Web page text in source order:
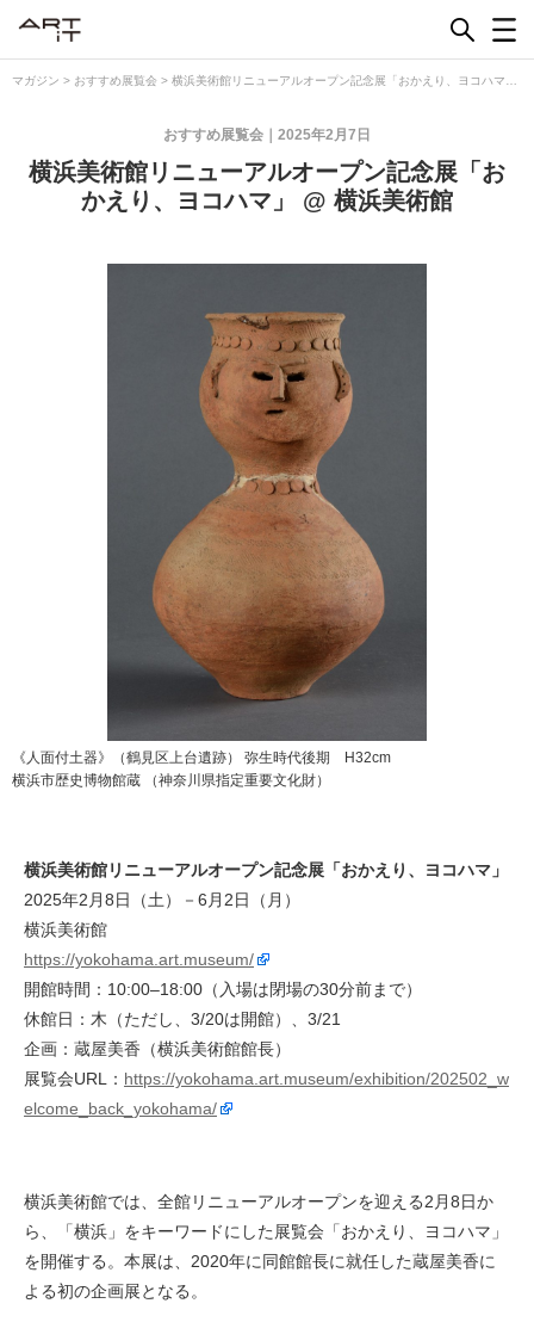
マガジン > おすすめ展覧会 > 横浜美術館リニューアルオープン記念展「おかえり、ヨコハマ」
2025年2月7日
おすすめ展覧会
横浜美術館リニューアルオープン記念展「お
かえり、ヨコハマ」 @ 横浜美術館
《人面付土器》（鶴見区上台遺跡） 弥生時代後期 H32cm
横浜市歴史博物館蔵 （神奈川県指定重要文化財）
横浜美術館リニューアルオープン記念展「おかえり、ヨコハマ」
2025年2月8日（土）－6月2日（月）
横浜美術館
https://yokohama.art.museum/
開館時間：10:00–18:00（入場は閉場の30分前まで）
休館日：木（ただし、3/20は開館）、3/21
企画：蔵屋美香（横浜美術館館長）
展覧会URL： https://yokohama.art.museum/exhibition/202502_w
elcome_back_yokohama/
横浜美術館では、全館リニューアルオープンを迎える2月8日か
ら、「横浜」をキーワードにした展覧会「おかえり、ヨコハマ」
を開催する。本展は、2020年に同館館長に就任した蔵屋美香に
よる初の企画展となる。